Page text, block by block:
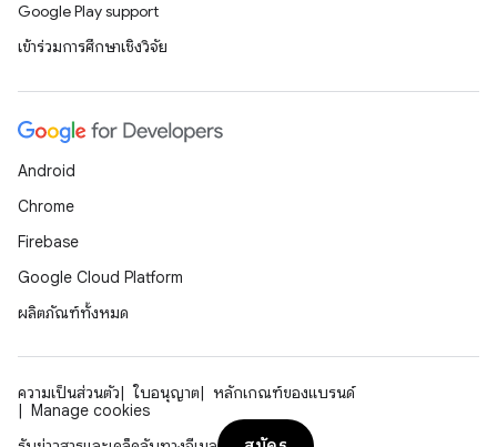
Google Play support
เข้าร่วมการศึกษาเชิงวิจัย
Android
Chrome
Firebase
Google Cloud Platform
ผลิตภัณฑ์ทั้งหมด
ความเป็นส่วนตัว ใบอนุญาต
หลักเกณฑ์ของแบรนด์
Manage cookies